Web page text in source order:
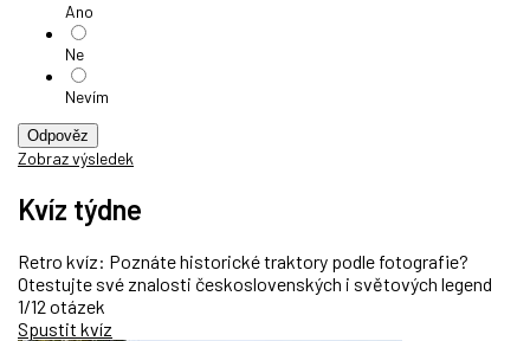
Ano
Ne
Nevím
Odpověz
Zobraz výsledek
Kvíz týdne
Retro kvíz: Poznáte historické traktory podle fotografie?
Otestujte své znalosti československých i světových legend
1/12 otázek
Spustit kvíz